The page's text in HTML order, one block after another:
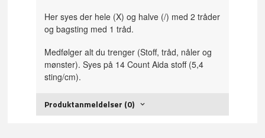
Her syes der hele (X) og halve (/) med 2 tråder
og bagsting med 1 tråd.
Medfølger alt du trenger (Stoff, tråd, nåler og
mønster). Syes på 14 Count Aida stoff (5,4
sting/cm).
Produktanmeldelser (0)